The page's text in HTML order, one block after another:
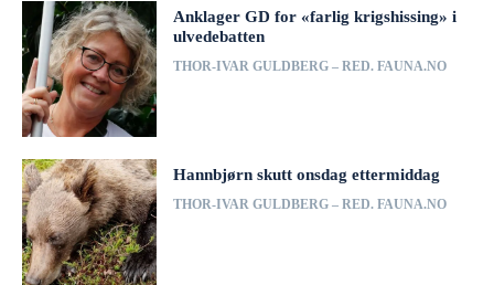
Anklager GD for «farlig krigshissing» i
ulvedebatten
THOR-IVAR GULDBERG – RED. FAUNA.NO
Hannbjørn skutt onsdag ettermiddag
THOR-IVAR GULDBERG – RED. FAUNA.NO